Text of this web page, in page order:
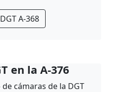
A-368
en la A-376
cámaras de la DGT